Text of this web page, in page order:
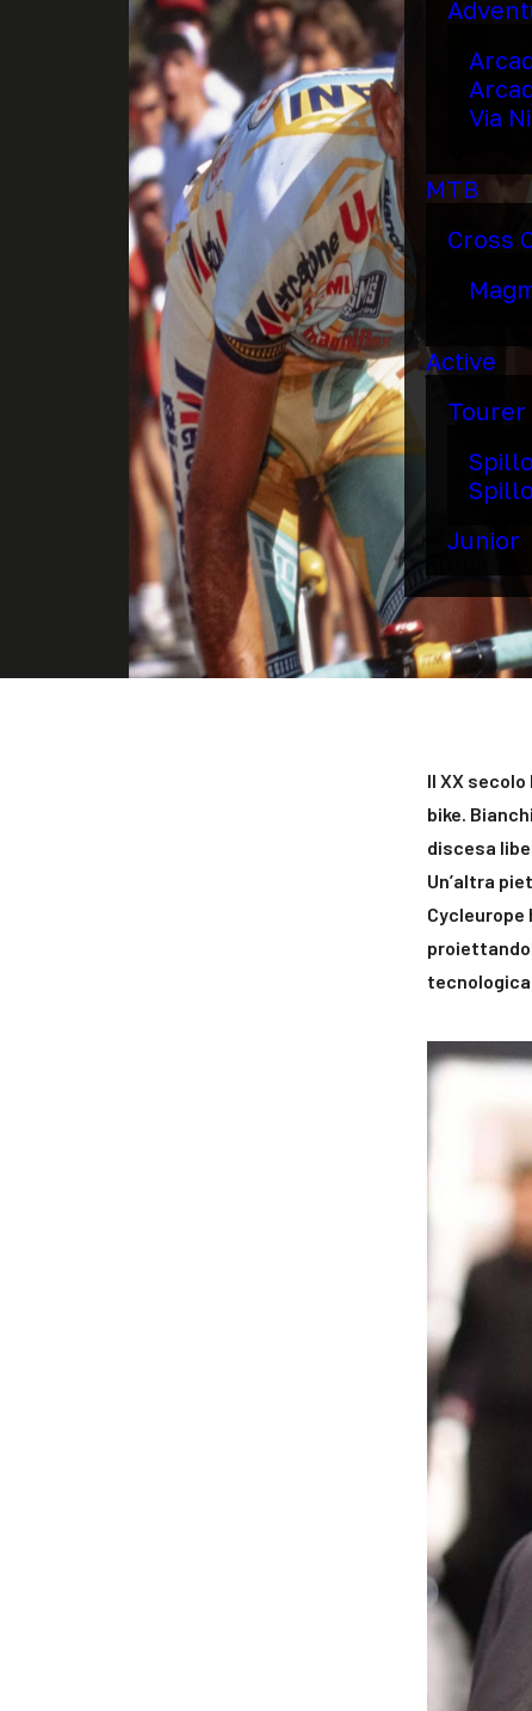
Via
MTB
Cross
Active
Tourer
Spillo
Junior
Il XX
bike.
discesa
Un’altra
Cycleurope